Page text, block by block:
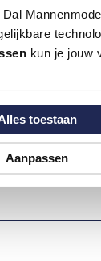
Mannenmode
kun je jouw
toestaan
Aanpassen
Bartlett in een
stijlvolle
geeft het shirt
het geschikt is
100% katoen,
een nette,
of jeans en je